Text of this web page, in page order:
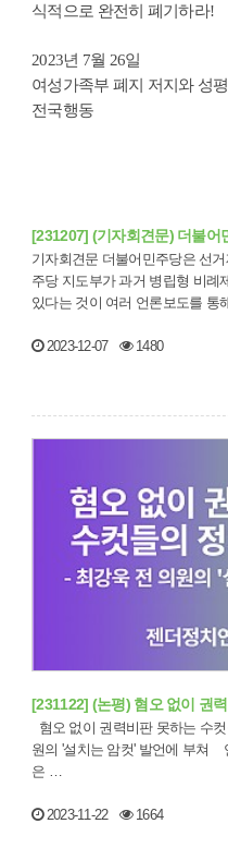
식적으로 완전히 폐기하라!
2023년 7월 26일
여성가족부 폐지 저지와 성
전국행동
[231207] (기자회견문) 더불
기자회견문 더불어민주당은 선거제 개혁 책임지고 완수하라! 더불어민
주당 지도부가 과거 병립형 비례
있다는 것이 여러 언론보도를
2023-12-07 1480
[231122] (논평) 혐오 없이 권
원의 '설치는 암컷' 발언에 부쳐 언론 보도에 따르면 최강욱 전 국회의원
은 …
2023-11-22 1664